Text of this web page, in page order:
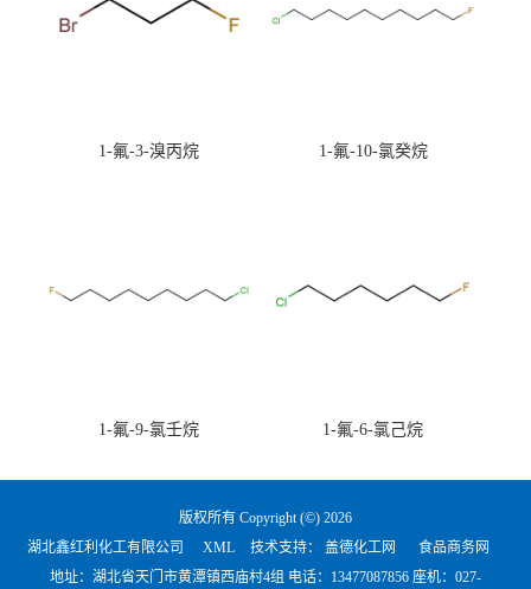
1-氟-3-溴丙烷 1-氟-10-氯癸烷
1-氟-9-氯壬烷 1-氟-6-氯己烷
版权所有 Copyright (©) 2026
湖北鑫红利化工有限公司
XML 技术支持： 盖德化工网
食品商务网
地址：湖北省天门市黄潭镇西庙村4组 电话： 13477087856 座机：027-